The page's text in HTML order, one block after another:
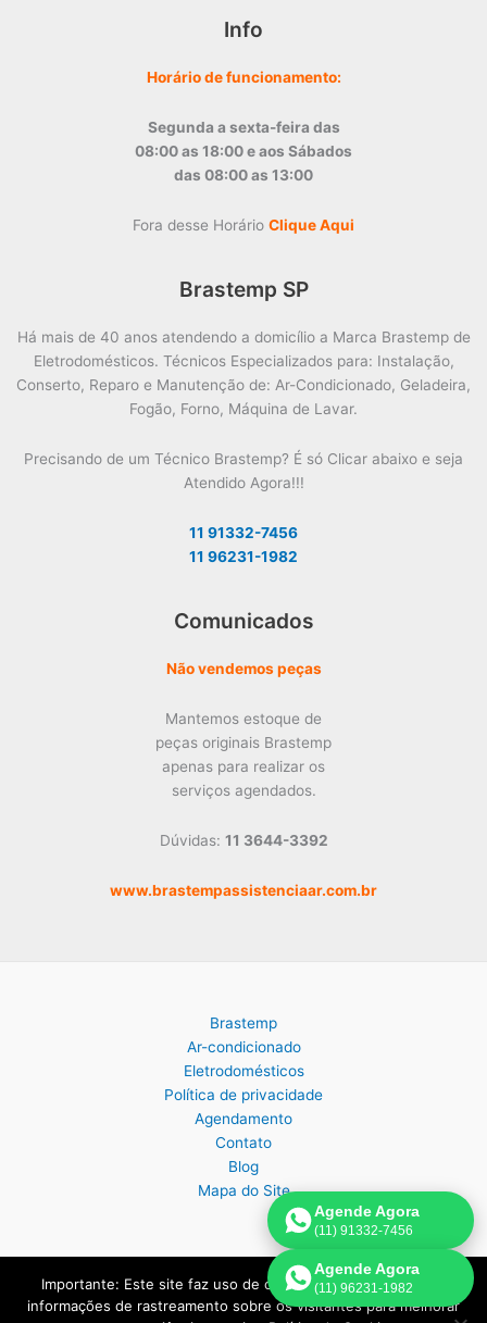
Info
Horário de funcionamento:
Segunda a sexta-feira das
08:00 as 18:00 e aos Sábados
das 08:00 as 13:00
Fora desse Horário Clique Aqui
Brastemp SP
Há mais de 40 anos atendendo a domicílio a Marca Brastemp de
Eletrodomésticos. Técnicos Especializados para: Instalação,
Conserto, Reparo e Manutenção de: Ar-Condicionado, Geladeira,
Fogão, Forno, Máquina de Lavar.
Precisando de um Técnico Brastemp? É só Clicar abaixo e seja
Atendido Agora!!!
11 91332-7456
11 96231-1982
Comunicados
Não vendemos peças
Mantemos estoque de
peças originais Brastemp
apenas para realizar os
serviços agendados.
Dúvidas: 11 3644-3392
www.brastempassistenciaar.com.br
Brastemp
Ar-condicionado
Eletrodomésticos
Política de privacidade
Agendamento
Contato
Blog
Mapa do Site
Copyright © 2026 Assistência Técnica Brastemp em São Paulo |
Agende Agora
(11) 91332-7456
Agende Agora
(11) 96231-1982
Importante: Este site faz uso de cookies que podem conter
informações de rastreamento sobre os visitantes para melhorar